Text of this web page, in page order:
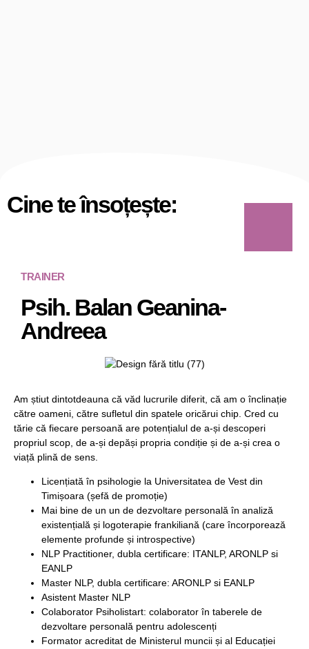
Cine te însoțește:
TRAINER
Psih. Balan Geanina-
Andreea
Am știut dintotdeauna că văd lucrurile diferit, că am o înclinație
către oameni, către sufletul din spatele oricărui chip. Cred cu
tărie că fiecare persoană are potențialul de a-și descoperi
propriul scop, de a-și depăși propria condiție și de a-și crea o
viață plină de sens.
Licențiată în psihologie la Universitatea de Vest din
Timișoara (șefă de promoție)
Mai bine de un un de dezvoltare personală în analiză
existențială și logoterapie frankiliană (care încorporează
elemente profunde și introspective)
NLP Practitioner, dubla certificare: ITANLP, ARONLP si
EANLP
Master NLP, dubla certificare: ARONLP si EANLP
Asistent Master NLP
Colaborator Psiholistart: colaborator în taberele de
dezvoltare personală pentru adolescenți
Formator acreditat de Ministerul muncii și al Educației